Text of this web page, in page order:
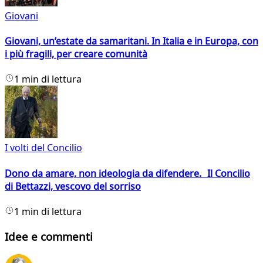
Giovani
Giovani, un’estate da samaritani. In Italia e in Europa, con
i più fragili, per creare comunità
1 min di lettura
I volti del Concilio
Dono da amare, non ideologia da difendere. Il Concilio
di Bettazzi, vescovo del sorriso
1 min di lettura
Idee e commenti